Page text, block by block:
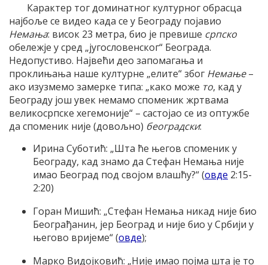
Карактер тог доминатног културног обрасца
најбоље се видео када се у Београду појавио
Немања: висок 23 метра, био је превише српско
обележје у сред „југословенског“ Београда.
Недопустиво. Највећи део запомагања и
проклињања наше културне „елите“ због Немање–
ако изузмемо замерке типа: „како може то, кад у
Београду још увек немамо споменик жртвама
великосрпске хегемоније“ – састојао се из оптужбе
да споменик није (довољно) београдски:
Ирина Суботић: „Шта ће његов споменик у
Београду, кад знамо да Стефан Немања није
имао Београд под својом влашћу?“ (овде 2:15-
2:20)
Горан Мишић: „Стефан Немања никад није био
Београђанин, јер Београд и није био у Србији у
његово вријеме“ (овде);
Марко Видојковић: „Није имао појма шта је то